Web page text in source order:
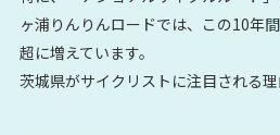
ヶ浦りんりんロードでは、この10年
超に増えています。
茨城県がサイクリストに注目される理